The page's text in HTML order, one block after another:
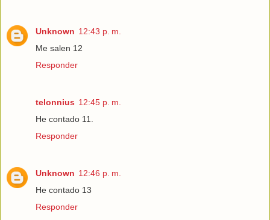
Unknown 12:43 p. m.
Me salen 12
Responder
telonnius 12:45 p. m.
He contado 11.
Responder
Unknown 12:46 p. m.
He contado 13
Responder